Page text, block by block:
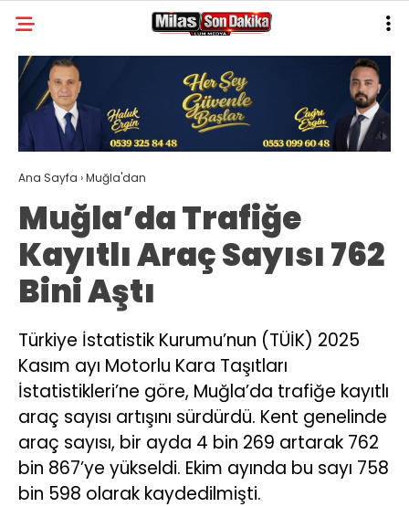
22.8
GALERİ YAZARLAR
MILAS
MUĞLA’DAN
ASAYIŞ
GÜNDEM
EKONOMI
SPOR
VEFAT
İLETIŞIM
KÜNYE
Ana Sayfa ›Muğla'dan
Muğla’da Trafiğe
Kayıtlı Araç Sayısı 762
Bini Aştı
Türkiye İstatistik Kurumu’nun (TÜİK) 2025
Kasım ayı Motorlu Kara Taşıtları
İstatistikleri’ne göre, Muğla’da trafiğe kayıtlı
araç sayısı artışını sürdürdü. Kent genelinde
araç sayısı, bir ayda 4 bin 269 artarak 762
bin 867’ye yükseldi. Ekim ayında bu sayı 758
bin 598 olarak kaydedilmişti.